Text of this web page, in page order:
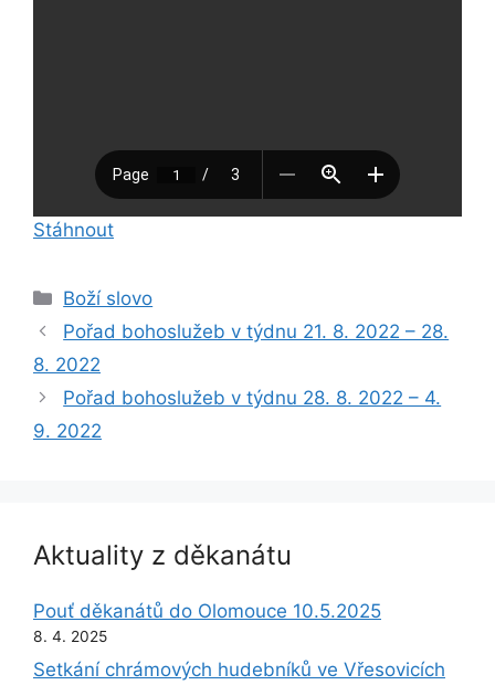
Stáhnout
Rubriky
Boží slovo
Pořad bohoslužeb v týdnu 21. 8. 2022 – 28.
8. 2022
Pořad bohoslužeb v týdnu 28. 8. 2022 – 4.
9. 2022
Aktuality z děkanátu
Pouť děkanátů do Olomouce 10.5.2025
8. 4. 2025
Setkání chrámových hudebníků ve Vřesovicích